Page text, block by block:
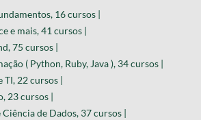
16 cursos |
e mais, 41 cursos |
75 cursos |
( Python, Ruby, Java ), 34 cursos |
22 cursos |
23 cursos |
de Dados, 37 cursos |